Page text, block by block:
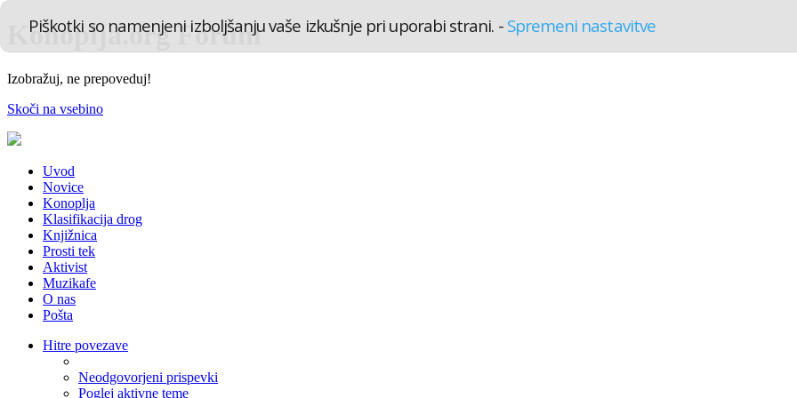
Piškotki so namenjeni izboljšanju vaše izkušnje pri uporabi strani. - Spremeni nastavitve
Konoplja.org Forum
Izobražuj, ne prepoveduj!
Skoči na vsebino
Uvod
Novice
Konoplja
Klasifikacija drog
Knjižnica
Prosti tek
Aktivist
Muzikafe
O nas
Pošta
Hitre povezave
Neodgovorjeni prispevki
Poglej aktivne teme